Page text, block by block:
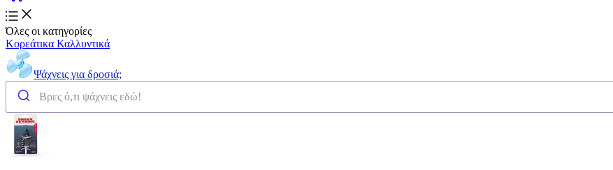
Όλες οι κατηγορίες
Κορεάτικα Καλλυντικά
Ψάχνεις για δροσιά;